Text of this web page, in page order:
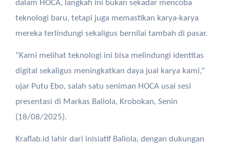
dalam HOCA, langkah ini bukan sekadar mencoba
teknologi baru, tetapi juga memastikan karya-karya
mereka terlindungi sekaligus bernilai tambah di pasar.
“Kami melihat teknologi ini bisa melindungi identitas
digital sekaligus meningkatkan daya jual karya kami,”
ujarPutu Ebo, salah satu seniman HOCA usai sesi
presentasi di Markas Baliola, Krobokan, Senin
(18/08/2025).
Kraflab.id lahir dari inisiatif Baliola, dengan dukungan